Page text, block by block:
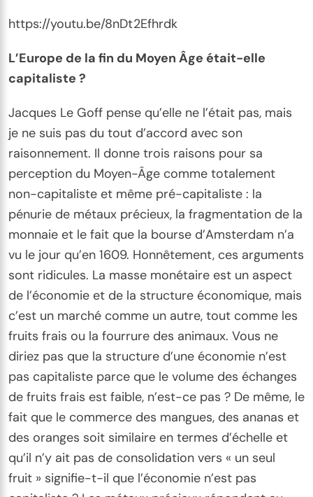
https://youtu.be/8nDt2Efhrdk
L’Europe de la fin du Moyen Âge était-elle
capitaliste ?
Jacques Le Goff pense qu’elle ne l’était pas, mais
je ne suis pas du tout d’accord avec son
raisonnement. Il donne trois raisons pour sa
perception du Moyen-Âge comme totalement
non-capitaliste et même pré-capitaliste : la
pénurie de métaux précieux, la fragmentation de la
monnaie et le fait que la bourse d’Amsterdam n’a
vu le jour qu’en 1609. Honnêtement, ces arguments
sont ridicules. La masse monétaire est un aspect
de l’économie et de la structure économique, mais
c’est un marché comme un autre, tout comme les
fruits frais ou la fourrure des animaux. Vous ne
diriez pas que la structure d’une économie n’est
pas capitaliste parce que le volume des échanges
de fruits frais est faible, n’est-ce pas ? De même, le
fait que le commerce des mangues, des ananas et
des oranges soit similaire en termes d’échelle et
qu’il n’y ait pas de consolidation vers « un seul
fruit » signifie-t-il que l’économie n’est pas